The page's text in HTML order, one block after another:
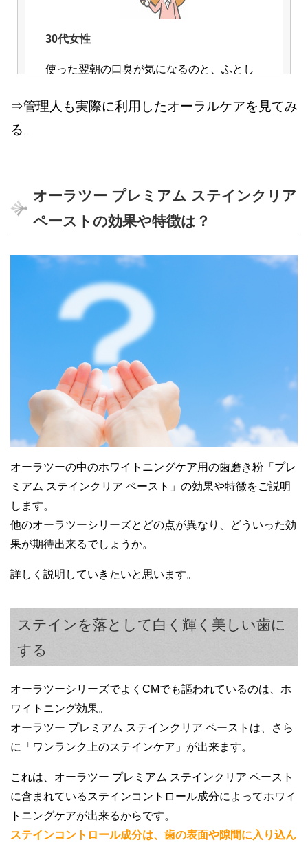
50代女性
これを使うと明らかに白くなります。
のは嬉しいですね。
10代女性
ずっと気になっていた前歯の茶渋のステイ
ンが、これを使って1ヶ月くらいで無くなり
それ以来ずっとリピートしています。
20代女性
香味も良くパッケージも可愛くて気に入っ
この歯磨き粉を使い始めてから歯が白いと
30代女性
前歯にコーヒの着色汚れがありましたが、
オーラツー プレミアム ステインクリア ペー
ストを使い始めて3日くらいで綺麗になりま
30代女性
使った翌朝の口臭が気になるのと、ふとし
です。
30代女性
しゃりしゃり感が口をすすいでも残りま
研磨剤が強いのか歯が削れて虫歯になりま
した。
毎日使うのは危険だと思います。
30代女性
ようなものが歯に挟まります。
40代女性
⇒管理人も実際に利用したオーラルケアを見てみ
る。
オーラツー プレミアム ステインクリア
ペーストの効果や特徴は？
オーラツーの中のホワイトニングケア用の歯磨き粉「プレ
ミアム ステインクリア ペースト」の効果や特徴をご説明
します。
他のオーラツーシリーズとどの点が異なり、どういった効
果が期待出来るでしょうか。
詳しく説明していきたいと思います。
ステインを落として白く輝く美しい歯に
する
オーラツーシリーズでよくCMでも謳われているのは、ホ
ワイトニング効果。
オーラツー プレミアム ステインクリア ペーストは、さら
に「ワンランク上のステインケア」が出来ます。
これは、オーラツー プレミアム ステインクリア ペースト
に含まれているステインコントロール成分によってホワイ
トニングケアが出来るからです。
ステインコントロール成分は、歯の表面や隙間に入り込ん